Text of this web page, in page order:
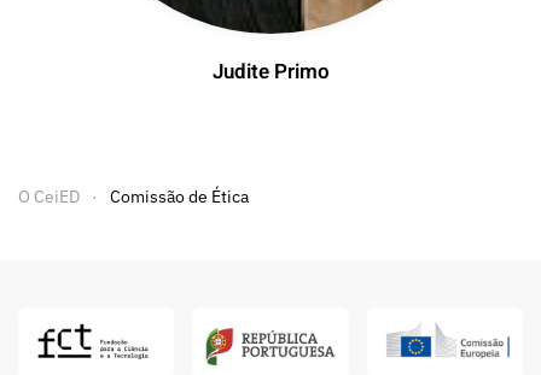
Judite Primo
O CeiED Comissão de Ética